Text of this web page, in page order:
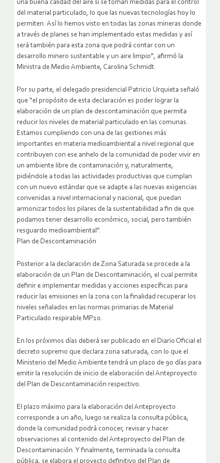
una buena calidad del aire si se toman medidas para el control
del material particulado, lo que las nuevas tecnologías hoy lo
permiten. Así lo hemos visto en todas las zonas mineras donde
a través de planes se han implementado estas medidas y así
será también para esta zona que podrá contar con un
desarrollo minero sustentable y un aire limpio”, afirmó la
Ministra de Medio Ambiente, Carolina Schmidt.
Por su parte, el delegado presidencial Patricio Urquieta señaló
que “el propósito de esta declaración es poder lograr la
elaboración de un plan de descontaminación que permita
reducir los niveles de material particulado en las comunas.
Estamos cumpliendo con una de las gestiones más
importantes en materia medioambiental a nivel regional que
contribuyen con ese anhelo de la comunidad de poder vivir en
un ambiente libre de contaminación y, naturalmente,
pidiéndole a todas las actividades productivas que cumplan
con un nuevo estándar que se adapte a las nuevas exigencias
convenidas a nivel internacional y nacional, que puedan
armonizar todos los pilares de la sustentabilidad a fin de que
podamos tener desarrollo económico, social, pero también
resguardo medioambiental”.
Plan de Descontaminación
Posterior a la declaración de Zona Saturada se procede a la
elaboración de un Plan de Descontaminación, el cual permite
definir e implementar medidas y acciones específicas para
reducir las emisiones en la zona con la finalidad recuperar los
niveles señalados en las normas primarias de Material
Particulado respirable MP10.
En los próximos días deberá ser publicado en el Diario Oficial el
decreto supremo que declara zona saturada, con lo que el
Ministerio del Medio Ambiente tendrá un plazo de 90 días para
emitir la resolución de inicio de elaboración del Anteproyecto
del Plan de Descontaminación respectivo.
El plazo máximo para la elaboración del Anteproyecto
corresponde a un año, luego se realiza la consulta pública,
donde la comunidad podrá conocer, revisar y hacer
observaciones al contenido del Anteproyecto del Plan de
Descontaminación. Y finalmente, terminada la consulta
pública, se elabora el proyecto definitivo del Plan de